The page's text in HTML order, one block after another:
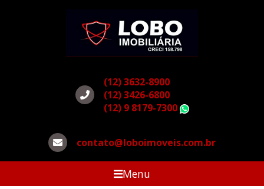
(12) 3632-8900
(12) 3426-6800
(12) 9 8179-7300
contato@loboimoveis.com.br
Menu